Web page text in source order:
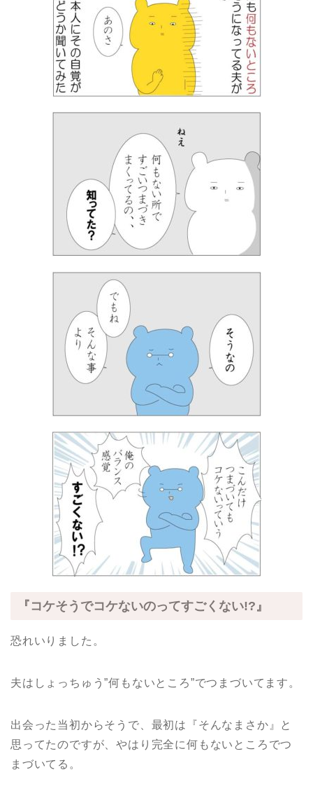
『コケそうでコケないのってすごくない!?』
恐れいりました。
夫はしょっちゅう”何もないところ”でつまづいてます。
出会った当初からそうで、最初は『そんなまさか』と
思ってたのですが、やはり完全に何もないところでつ
まづいてる。